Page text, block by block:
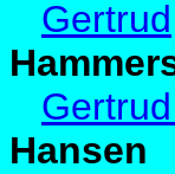
Gertrud
Hansen